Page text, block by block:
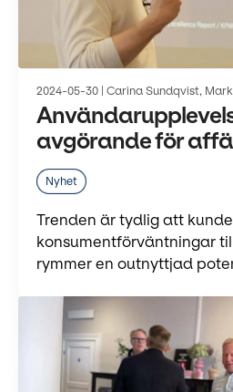
2024-05-30 | Carina Sundqvist,
avgörande för
Nyhet
Trenden är tydlig att
konsumentförväntningar
rymmer en outnyttjad